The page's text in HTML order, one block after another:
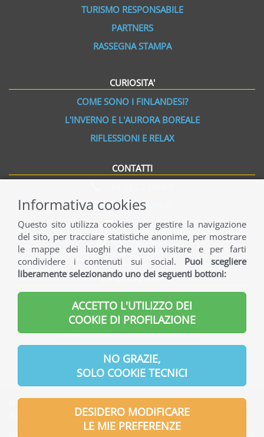
TURISMO RESPONSABILE
PARTNERS
RASSEGNA STAMPA
CURIOSITA'
COME SONO I FINLANDESI?
L'INVERNO E L'AURORA BOREALE
RIFLESSIONI E RELAX
CONTATTI
info@norama.it
Contattaci
Riservato ADV
INFORMAZIONI
INFORMAZIONI UTILI
CONDIZIONI GENERALI DI VENDITA
INFORMATIVA PRIVACY
Norama S.r.l. | Indirizzo Sede legale: Via Verdi, 7 - 24121
Iscritta presso l'Ufficio del Registro delle Imprese di Bergamo
Informativa cookies
Questo sito utilizza cookies per gestire la navigazione
del sito, per tracciare statistiche anonime, per mostrare
le mappe dei luoghi che vuoi visitare e per farti
condividere i contenuti sui social. Puoi scegliere
liberamente selezionando uno dei seguenti bottoni:
ACCETTO L'UTILIZZO DEI
COOKIE DI PROFILAZIONE
NO GRAZIE,
SOLO COOKIE TECNICI
DESIDERO MODIFICARE
LE MIE PREFERENZE